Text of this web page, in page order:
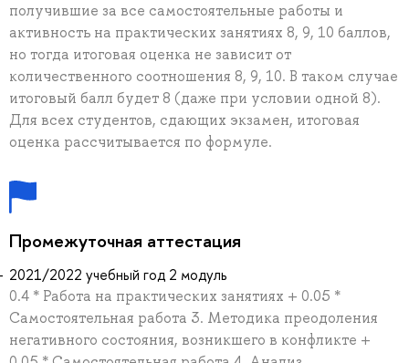
получившие за все самостоятельные работы и
активность на практических занятиях 8, 9, 10 баллов,
но тогда итоговая оценка не зависит от
количественного соотношения 8, 9, 10. В таком случае
итоговый балл будет 8 (даже при условии одной 8).
Для всех студентов, сдающих экзамен, итоговая
оценка рассчитывается по формуле.
Промежуточная аттестация
2021/2022 учебный год 2 модуль
0.4 * Работа на практических занятиях + 0.05 *
Самостоятельная работа 3. Методика преодоления
негативного состояния, возникшего в конфликте +